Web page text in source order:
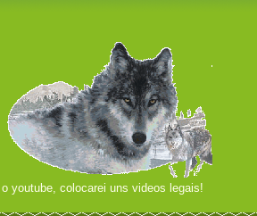
youtube, colocarei uns videos legais!